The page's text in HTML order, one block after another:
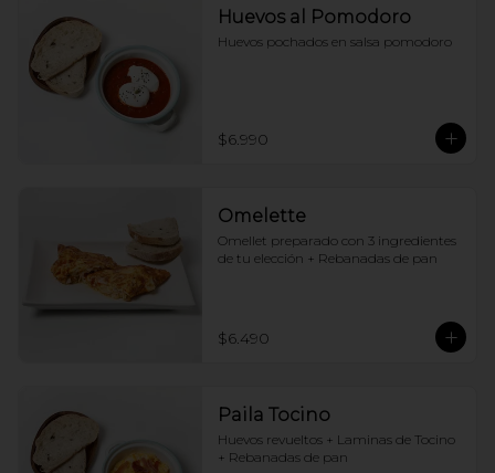
Huevos al Pomodoro
Huevos pochados en salsa pomodoro
$6.990
Omelette
Omellet preparado con 3 ingredientes
de tu elección + Rebanadas de pan
$6.490
Paila Tocino
Huevos revueltos + Laminas de Tocino
+ Rebanadas de pan